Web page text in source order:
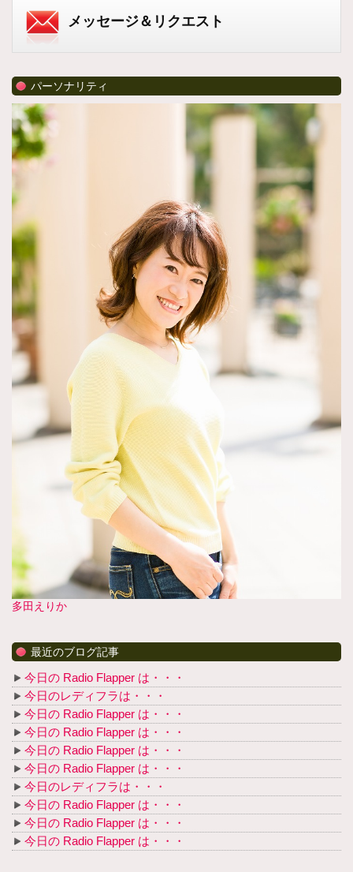
メッセージ＆リクエスト
パーソナリティ
多田えりか
最近のブログ記事
今日の Radio Flapper は・・・
今日のレディフラは・・・
今日の Radio Flapper は・・・
今日の Radio Flapper は・・・
今日の Radio Flapper は・・・
今日の Radio Flapper は・・・
今日のレディフラは・・・
今日の Radio Flapper は・・・
今日の Radio Flapper は・・・
今日の Radio Flapper は・・・